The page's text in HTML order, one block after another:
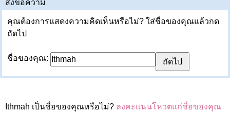
ส่งข้อความ
คุณต้องการแสดงความคิดเห็นหรือไม่? ใส่ชื่อของคุณแล้วกด
ถัดไป
ชื่อของคุณ:
Ithmah เป็นชื่อของคุณหรือไม่? ลงคะแนนโหวตแก่ชื่อของคุณ